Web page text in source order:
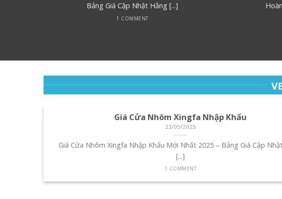
Bảng Giá Cập Nhật Hằng [...]
1 COMMENT
Giá Cửa Nhôm Xingfa Nhập Khẩu
23/05/2025
Giá Cửa Nhôm Xingfa Nhập Khẩu Mới Nhất 2025 – Bảng Giá Cập
[...]
1 COMMENT